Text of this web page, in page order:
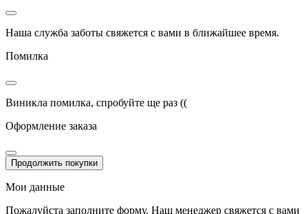
Наша служба заботы свяжется с вами в ближайшее время.
Помилка
Виникла помилка, спробуйте ще раз ((
Оформление заказа
Продолжить покупки
Мои данные
Пожалуйста заполните форму. Наш менеджер свяжется с вами